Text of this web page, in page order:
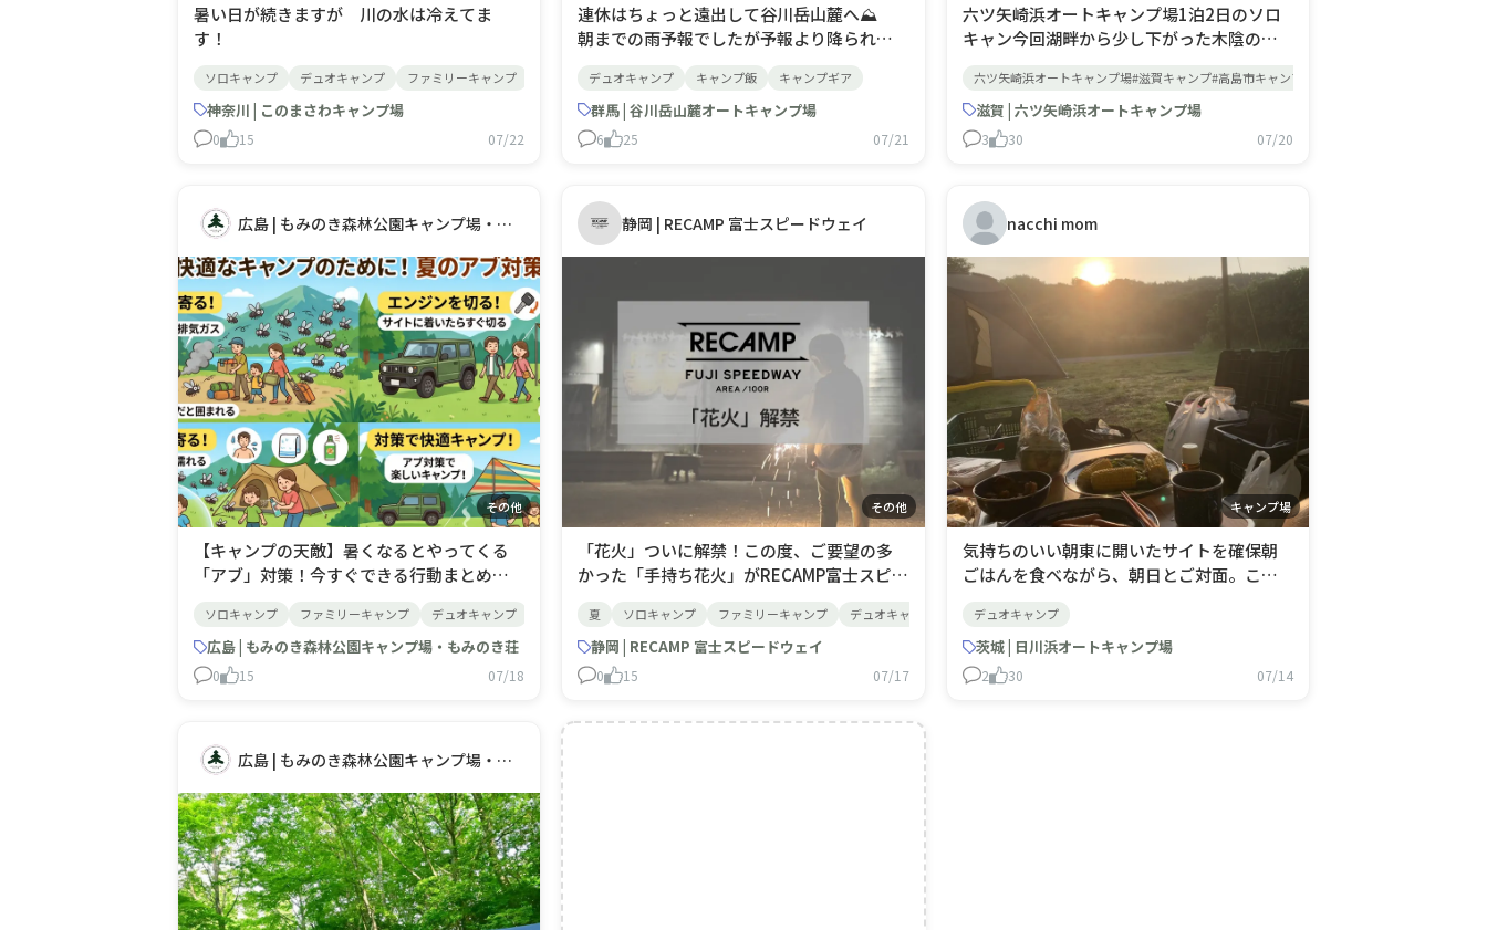
暑い日が続きますが 川の水は冷えてま
す！
ソロキャンプ デュオキャンプ ファミリーキャンプ
神奈川 | このまさわキャンプ場
0 15 07/22
連休はちょっと遠出して谷川岳山麓へ⛰️
朝までの雨予報でしたが予報より降られま
ートとなりました😀
デュオキャンプ キャンプ飯 キャンプギア
群馬 | 谷川岳山麓オートキャンプ場
6 25 07/21
六ツ矢崎浜オートキャンプ場1泊2日のソロ
キャン今回湖畔から少し下がった木陰のフ
35℃を指しており暑い日でした。ただ大き
な木が日差しを遮ってくれたおかげで、思っ
ていたより快適に過ごせました。椅子を持
六ツ矢崎浜オートキャンプ場#滋賀キャンプ#高島市キャンプ#琵琶湖キャンプ#湖畔キャン
滋賀 | 六ツ矢崎浜オートキャンプ場
3 30 07/20
広島 | もみのき森林公園キャンプ場・もみのき荘
その他
【キャンプの天敵】暑くなるとやってくる
「アブ」対策！今すぐできる行動まとめ皆
でいますか？この時期、キャンプ場などで
一気に増えて私たちを悩ませるのが「ア
ブ」です。暑くなると大量発生し、容赦なく
ソロキャンプ ファミリーキャンプ デュオキャンプ グループキャンプ 女子キャンプ キャンプギア ペット 夏 もみのき森林公園
広島 | もみのき森林公園キャンプ場・もみのき荘
0 15 07/18
静岡 | RECAMP 富士スピードウェイ
その他
​「花火」ついに解禁！この度、ご要望の多
かった「手持ち花火」がRECAMP富士スピー
の夜の思い出作りに、ぜひみんなで楽しん
でください！！花火はご自身でお持ち込み
いただけるほか、管理棟の売店でも手持ち
ぜひご利用
夏 ソロキャンプ ファミリーキャンプ デュオキャンプ グループキャンプ
静岡 | RECAMP 富士スピードウェイ
0 15 07/17
nacchi mom
キャンプ場
​​気持ちのいい朝​東に開いたサイトを確保朝
ごはんを食べながら、朝日とご対面。この
りとした垣根で区切られているので、プライ
パシーがしっかりと保てます。色々大きさは
ありますが比較的広いサイトが多く、施設
デュオキャンプ
茨城 | 日川浜オートキャンプ場
2 30 07/14
広島 | もみのき森林公園キャンプ場・もみのき荘